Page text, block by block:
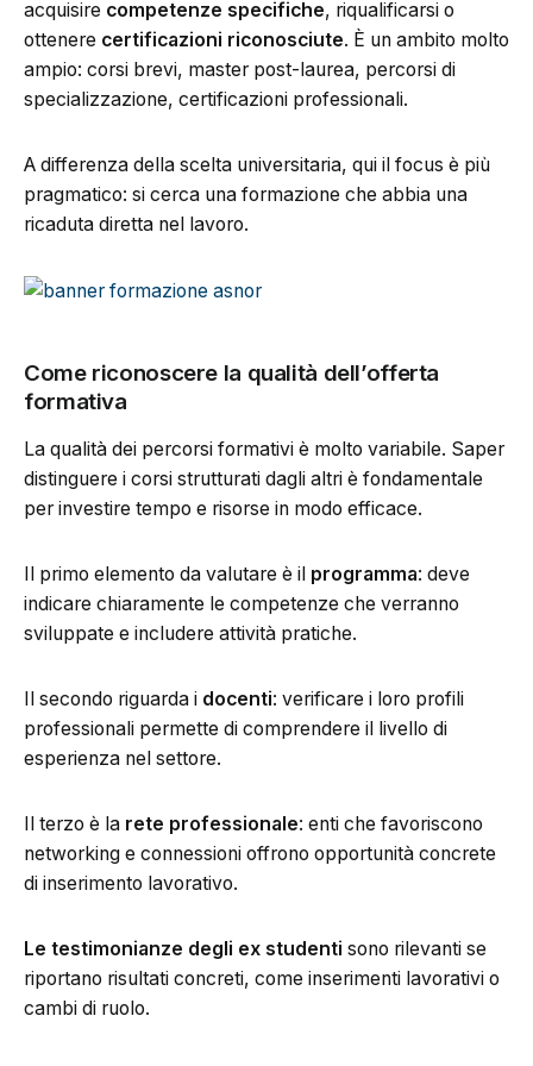
acquisire competenze specifiche, riqualificarsi o
ottenere certificazioni riconosciute. È un ambito molto
ampio: corsi brevi, master post-laurea, percorsi di
specializzazione, certificazioni professionali.
A differenza della scelta universitaria, qui il focus è più
pragmatico: si cerca una formazione che abbia una
ricaduta diretta nel lavoro.
Come riconoscere la qualità dell’offerta
formativa
La qualità dei percorsi formativi è molto variabile. Saper
distinguere i corsi strutturati dagli altri è fondamentale
per investire tempo e risorse in modo efficace.
Il primo elemento da valutare è il programma: deve
indicare chiaramente le competenze che verranno
sviluppate e includere attività pratiche.
Il secondo riguarda i docenti: verificare i loro profili
professionali permette di comprendere il livello di
esperienza nel settore.
Il terzo è la rete professionale: enti che favoriscono
networking e connessioni offrono opportunità concrete
di inserimento lavorativo.
Le testimonianze degli ex studenti sono rilevanti se
riportano risultati concreti, come inserimenti lavorativi o
cambi di ruolo.